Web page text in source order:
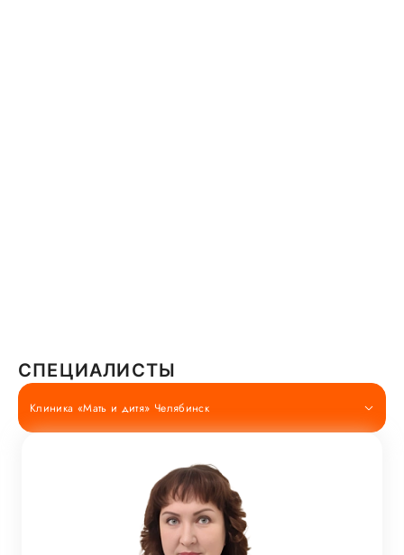
СПЕЦИАЛИСТЫ
Клиника «Мать и дитя» Челябинск